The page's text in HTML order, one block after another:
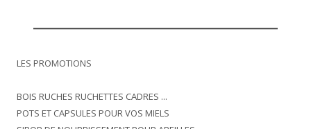
LES PROMOTIONS
BOIS RUCHES RUCHETTES CADRES ...
POTS ET CAPSULES POUR VOS MIELS